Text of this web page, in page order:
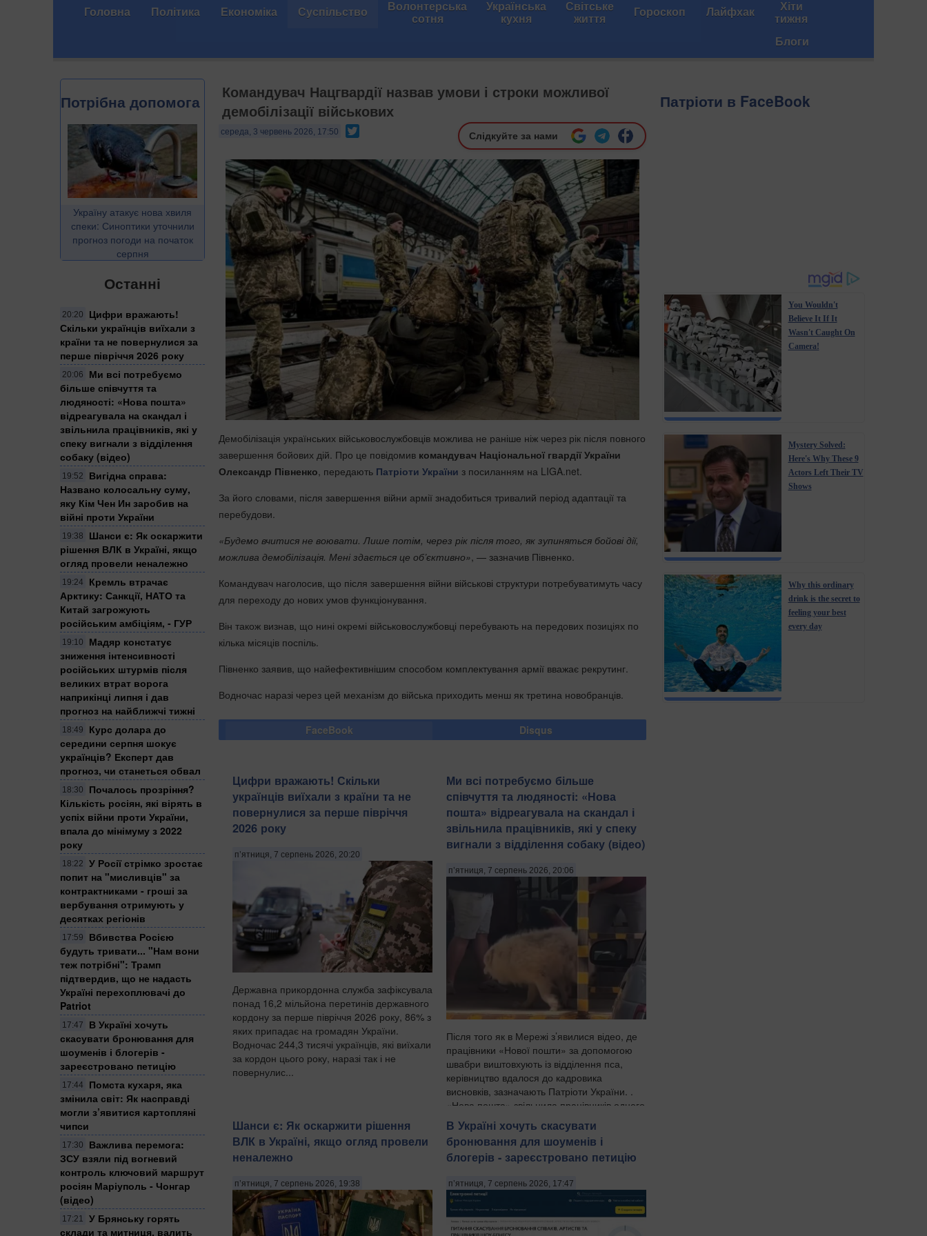
Головна Політика Економіка Суспільство Волонтерська
сотня
Українська
кухня
Світське
життя Гороскоп Лайфхак Хіти
тижня
Блоги
Потрібна допомога
Україну атакує нова хвиля
спеки: Синоптики уточнили
прогноз погоди на початок
серпня
Останні
20:20
Цифри вражають!
Скільки українців виїхали з
країни та не повернулися за
перше півріччя 2026 року
20:06
Ми всі потребуємо
більше співчуття та
людяності: «Нова пошта»
відреагувала на скандал і
звільнила працівників, які у
спеку вигнали з відділення
собаку (відео)
19:52
Вигідна справа:
Названо колосальну суму,
яку Кім Чен Ин заробив на
війні проти України
19:38
Шанси є: Як оскаржити
рішення ВЛК в Україні, якщо
огляд провели неналежно
19:24
Кремль втрачає
Арктику: Санкції, НАТО та
Китай загрожують
російським амбіціям, - ГУР
19:10
Мадяр констатує
зниження інтенсивності
російських штурмів після
великих втрат ворога
наприкінці липня і дав
прогноз на найближчі тижні
18:49
Курс долара до
середини серпня шокує
українців? Експерт дав
прогноз, чи станеться обвал
18:30
Почалось прозріння?
Кількість росіян, які вірять в
успіх війни проти України,
впала до мінімуму з 2022
року
18:22
У Росії стрімко зростає
попит на "мисливців" за
контрактниками - гроші за
вербування отримують у
десятках регіонів
17:59
Вбивства Росією
будуть тривати... "Нам вони
теж потрібні": Трамп
підтвердив, що не надасть
Україні перехоплювачі до
Patriot
17:47
В Україні хочуть
скасувати бронювання для
шоуменів і блогерів -
зареєстровано петицію
17:44
Помста кухаря, яка
змінила світ: Як насправді
могли з’явитися картопляні
чипси
17:30
Важлива перемога:
ЗСУ взяли під вогневий
контроль ключовий маршрут
росіян Маріуполь - Чонгар
(відео)
17:21
​У Брянську горять
склади та митниця, валить
Командувач Нацгвардії назвав умови і строки можливої
демобілізації військових
середа, 3 червень 2026, 17:50 Слідкуйте за нами
Демобілізація українських військовослужбовців можлива не раніше ніж через рік після повного
завершення бойових дій. Про це повідомив командувач Національної гвардії України
Олександр Півненко, передають Патріоти України з посиланням на LIGA.net.
За його словами, після завершення війни армії знадобиться тривалий період адаптації та
перебудови.
«Будемо вчитися не воювати. Лише потім, через рік після того, як зупиняться бойові дії,
можлива демобілізація. Мені здається це об’єктивно», — зазначив Півненко.
Командувач наголосив, що після завершення війни військові структури потребуватимуть часу
для переходу до нових умов функціонування.
Він також визнав, що нині окремі військовослужбовці перебувають на передових позиціях по
кілька місяців поспіль.
Півненко заявив, що найефективнішим способом комплектування армії вважає рекрутинг.
Водночас наразі через цей механізм до війська приходить менш як третина новобранців.
FaceBook Disqus
Цифри вражають! Скільки
українців виїхали з країни та не
повернулися за перше півріччя
2026 року
п’ятниця, 7 серпень 2026, 20:20
Державна прикордонна служба зафіксувала
понад 16,2 мільйона перетинів державного
кордону за перше півріччя 2026 року, 86% з
яких припадає на громадян України.
Водночас 244,3 тисячі українців, які виїхали
за кордон цього року, наразі так і не
повернулис...
Ми всі потребуємо більше
співчуття та людяності: «Нова
пошта» відреагувала на скандал і
звільнила працівників, які у спеку
вигнали з відділення собаку (відео)
п’ятниця, 7 серпень 2026, 20:06
Після того як в Мережі з’явилися відео, де
працівники «Нової пошти» за допомогою
швабри виштовхують із відділення пса,
керівництво вдалося до кадровика
висновків, зазначають Патріоти України. .
«Нова пошта» звільнила працівників одного
зі своїх відділ...
Шанси є: Як оскаржити рішення
ВЛК в Україні, якщо огляд провели
неналежно
п’ятниця, 7 серпень 2026, 19:38
В Україні хочуть скасувати
бронювання для шоуменів і
блогерів - зареєстровано петицію
п’ятниця, 7 серпень 2026, 17:47
Патріоти в FaceBook
You Wouldn't
Believe It If It
Wasn't Caught On
Camera!
Mystery Solved:
Here's Why These 9
Actors Left Their TV
Shows
Why this ordinary
drink is the secret to
feeling your best
every day